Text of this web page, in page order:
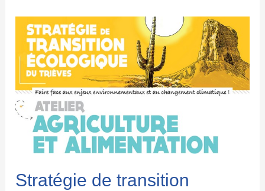
Stratégie de transition
Stratégie
transition
écologique
agriculture
alimentation